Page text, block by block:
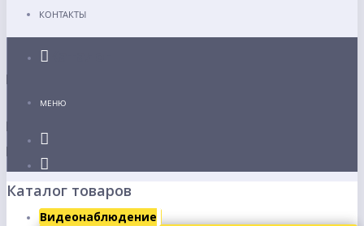
КОНТАКТЫ
МЕНЮ
Каталог товаров
Видеонаблюдение